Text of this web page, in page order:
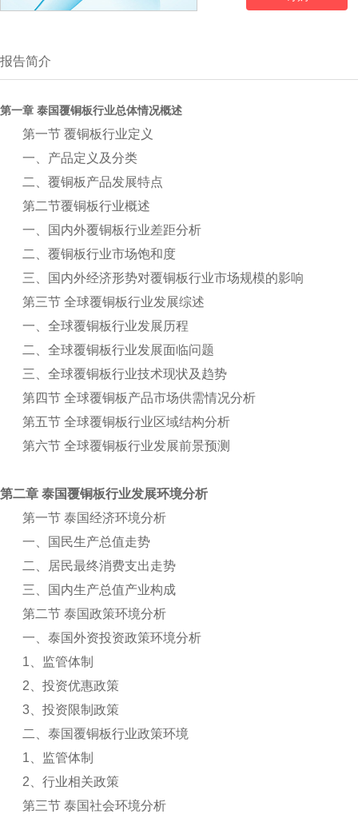
报告简介
第一章 泰国覆铜板行业总体情况概述
第一节 覆铜板行业定义
一、产品定义及分类
二、覆铜板产品发展特点
第二节覆铜板行业概述
一、国内外覆铜板行业差距分析
二、覆铜板行业市场饱和度
三、国内外经济形势对覆铜板行业市场规模的影响
第三节 全球覆铜板行业发展综述
一、全球覆铜板行业发展历程
二、全球覆铜板行业发展面临问题
三、全球覆铜板行业技术现状及趋势
第四节 全球覆铜板产品市场供需情况分析
第五节 全球覆铜板行业区域结构分析
第六节 全球覆铜板行业发展前景预测
第二章 泰国覆铜板行业发展环境分析
第一节 泰国经济环境分析
一、国民生产总值走势
二、居民最终消费支出走势
三、国内生产总值产业构成
第二节 泰国政策环境分析
一、泰国外资投资政策环境分析
1 、监管体制
2 、投资优惠政策
3 、投资限制政策
二、泰国覆铜板行业政策环境
1 、监管体制
2 、行业相关政策
第三节 泰国社会环境分析